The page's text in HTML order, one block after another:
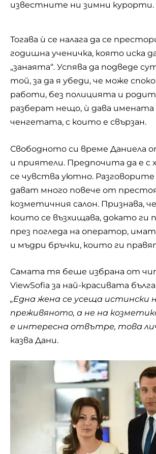
известните ни зимни курорти.
Тогава ѝ се налага да се
годишна ученичка, която иска
„занаята“. Успява да подведе
той, за да я убеди, че може
работи, без полицията и
разберат нещо, ѝ дава имената
ченгетата, с които е свързан.
Свободното си време Даниела
и приятели. Предпочита да е с
се чувства уютно.
дават много повече от
козметичния салон. Признава,
които се възхищава, докато ги
през погледа на оператор,
и мъдри бръчки, които ги
Самата тя беше избрана от
ViewSofia за най-красивата
„Една жена се усеща истински
преживяното, а не на
е интересна отвътре, това
казва Дани.